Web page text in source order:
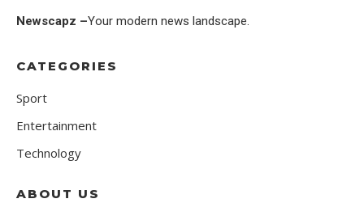
Newscapz –Your modern news landscape.
CATEGORIES
Sport
Entertainment
Technology
ABOUT US